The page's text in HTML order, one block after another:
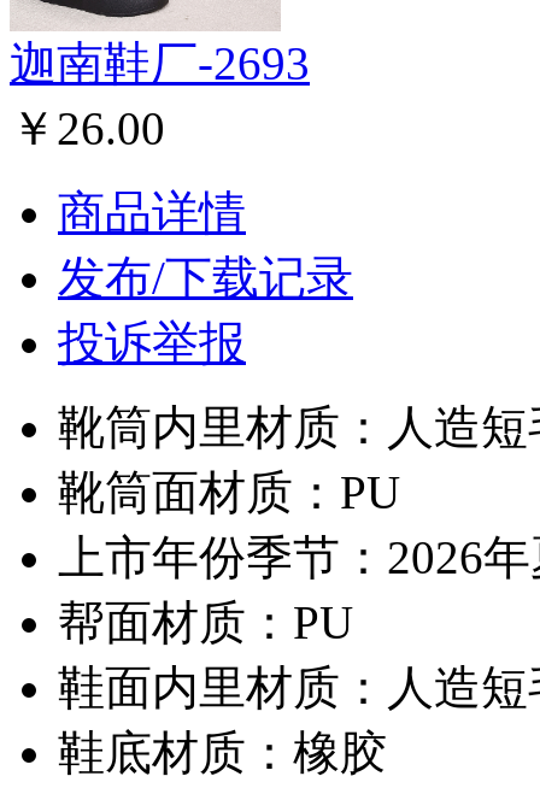
迦南鞋厂-2693
￥26.00
商品详情
发布/下载记录
投诉举报
靴筒内里材质：人造短
靴筒面材质：PU
上市年份季节：2026
帮面材质：PU
鞋面内里材质：人造短
鞋底材质：橡胶